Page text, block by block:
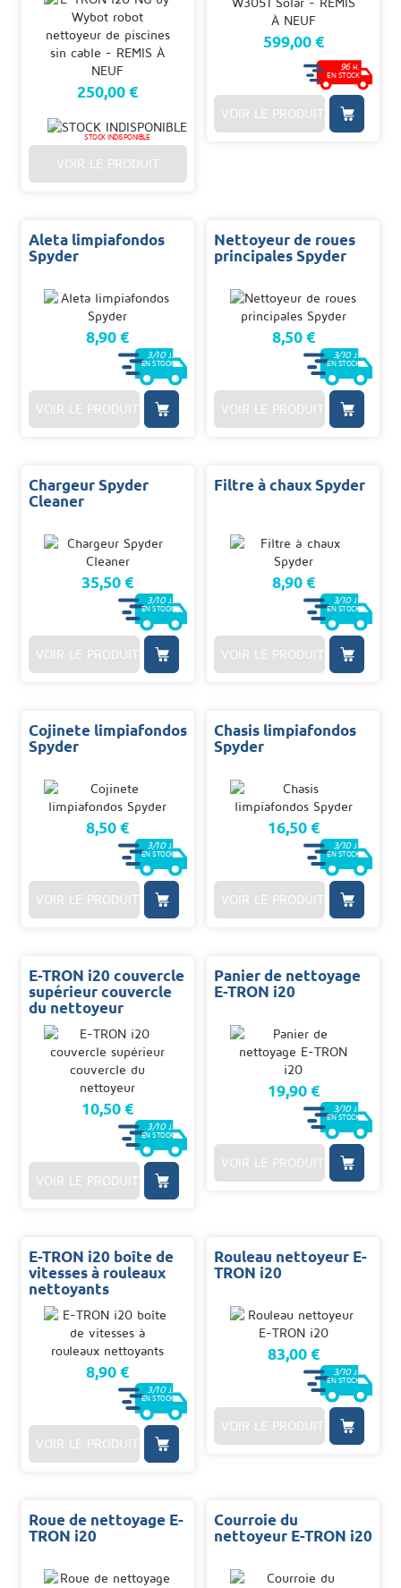
250,00 €
STOCK INDISPONIBLE
VOIR LE PRODUIT
599,00 €
96H.
EN STOCK
VOIR LE PRODUIT
Aleta limpiafondos
Spyder
8,90 €
3/10 J.
EN STOCK
VOIR LE PRODUIT
Nettoyeur de roues
principales Spyder
8,50 €
3/10J.
EN STOCK
VOIR LE PRODUIT
Chargeur Spyder
Cleaner
35,50 €
3/10 J.
EN STOCK
VOIR LE PRODUIT
Filtre à chaux Spyder
8,90 €
3/10J.
EN STOCK
VOIR LE PRODUIT
Cojinete limpiafondos
Spyder
8,50 €
3/10 J.
EN STOCK
VOIR LE PRODUIT
Chasis limpiafondos
Spyder
16,50 €
3/10J.
EN STOCK
VOIR LE PRODUIT
E-TRON i20 couvercle
supérieur couvercle
du nettoyeur
10,50 €
3/10 J.
EN STOCK
VOIR LE PRODUIT
Panier de nettoyage
E-TRON i20
19,90 €
3/10J.
EN STOCK
VOIR LE PRODUIT
E-TRON i20 boîte de
vitesses à rouleaux
nettoyants
8,90 €
3/10 J.
EN STOCK
VOIR LE PRODUIT
Rouleau nettoyeur E-
TRON i20
83,00 €
3/10J.
EN STOCK
VOIR LE PRODUIT
Roue de nettoyage E-
TRON i20
Courroie du
nettoyeur E-TRON i20